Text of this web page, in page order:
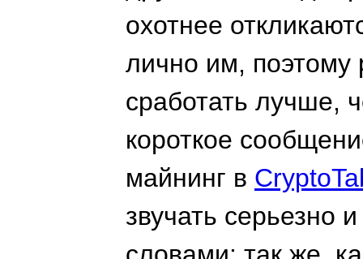
охотнее
лично им, поэтому
сработать лучше,
короткое
майнинг в
звучать серьезно